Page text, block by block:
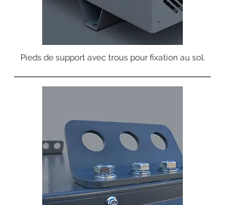
Pieds de support avec trous pour fixation au sol.